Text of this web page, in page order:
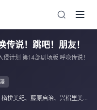
传说！跳吧！朋友！
计划 第14部剧场版 呼唤传说！
楢桥美纪、 藤原启治、 兴梠里美、